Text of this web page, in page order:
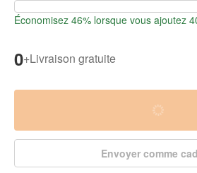
Économisez 46% lorsque vous ajoutez
0+Livraison gratuite
Envoyer comme